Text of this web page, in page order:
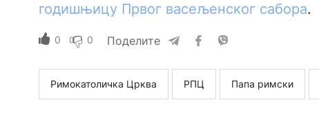
годишњицу Првог васељенског сабора.
0 0 Поделите
Римокатоличка Црква РПЦ Папа римски